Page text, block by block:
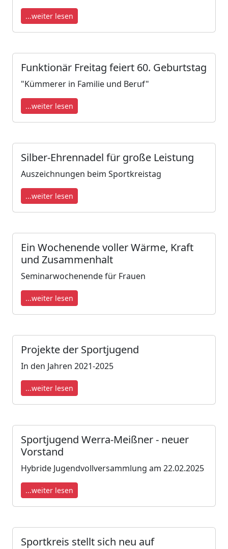
...weiter lesen
Funktionär Freitag feiert 60. Geburtstag
"Kümmerer in Familie und Beruf"
...weiter lesen
Silber-Ehrennadel für große Leistung
Auszeichnungen beim Sportkreistag
...weiter lesen
Ein Wochenende voller Wärme, Kraft
und Zusammenhalt
Seminarwochenende für Frauen
...weiter lesen
Projekte der Sportjugend
In den Jahren 2021-2025
...weiter lesen
Sportjugend Werra-Meißner - neuer
Vorstand
Hybride Jugendvollversammlung am 22.02.2025
...weiter lesen
Sportkreis stellt sich neu auf